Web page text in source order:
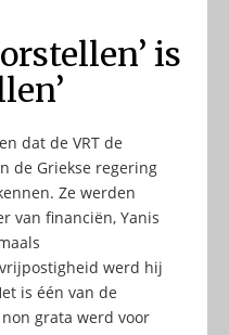
is
dat de VRT de
de Griekse regering
Ze werden
van financiën, Yanis
werd hij
is één van de
grata werd voor